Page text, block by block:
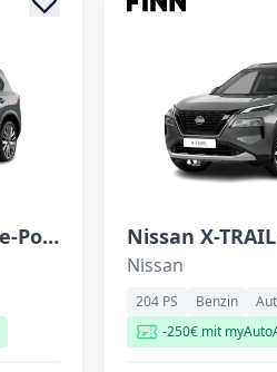
Nissan X-TRAIL 1.5 VC-T e-Power
Nissan
204 PS Benzin
-250€ mit